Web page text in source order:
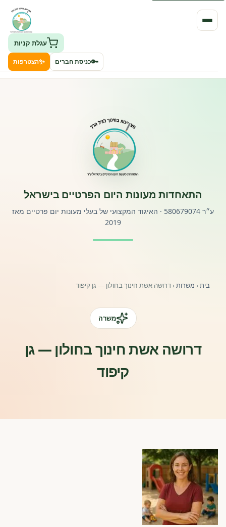
פורטל לוח מודעות דרושים עובדים
השתלמויות וקורסים לגננות ולצוותי חינוך | גיל הרך 0-6
עגלת קניות
🔑כניסת חברים ✨הצטרפות
התאחדות מעונות היום הפרטיים בישראל
ע״ר 580679074 · האיגוד המקצועי של בעלי מעונות יום פרטיים מאז
2019
בית‹ משרות‹דרושה אשת חינוך בחולון — גן קיפוד
משרה
דרושה אשת חינוך בחולון — גן
קיפוד